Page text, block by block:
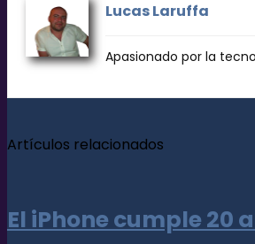
Lucas Laruffa
Apasionado por la
Artículos relacionados
El iPhone cumple 20